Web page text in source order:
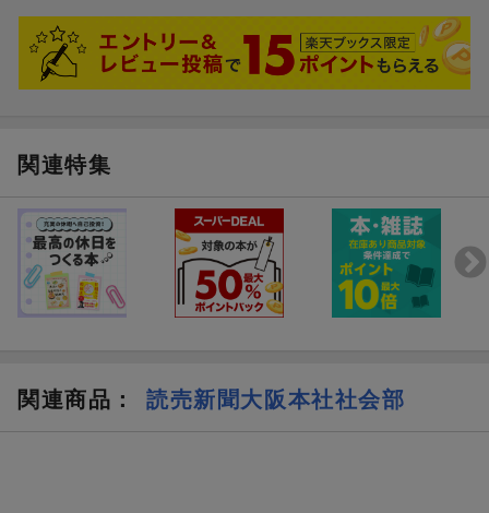
としても事案の性質上、話をしてくれる人は少ない。確かにSNS
をずっと観察していれば、どんな現象が起きているか把握するこ
とはできる。真偽不明の情報を検証し、「誤りだ」と指摘するこ
とも重要だ。だが、画面の前で顔の見えない相手に眉をひそめて
なったとしても、このテーマに向き合おうと思った理由である。
関連特集
関連商品 ： 読売新聞大阪本社社会部